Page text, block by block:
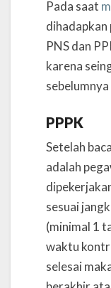
Pada saat
dihadapkan
PNS dan
karena
PPPK
Setelah
adalah
sesuai
(minimal 1
waktu
selesai